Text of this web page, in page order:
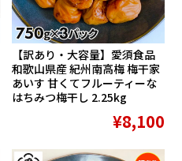
【訳あり・大容量】愛須食品
和歌山県産 紀州南高梅 梅干家
あいす 甘くてフルーティーな
はちみつ梅干し 2.25kg
¥8,100